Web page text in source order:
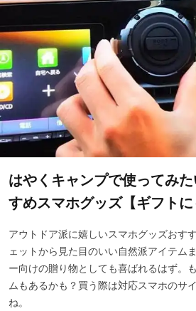
はやくキャンプで使ってみ
すめスマホグッズ【ギフトに
アウトドア派に嬉しいスマホグッズおす
ェットから見た目のいい自然派アイテム
ー向けの贈り物としても喜ばれるはず。
ムもあるかも？買う際は対応スマホのサ
ね。